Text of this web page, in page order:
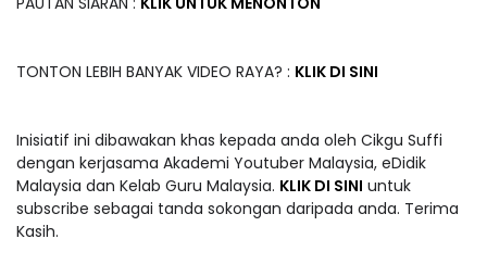
TONTON LEBIH BANYAK VIDEO RAYA? : KLIK DI SINI
Inisiatif ini dibawakan khas kepada anda oleh Cikgu Suffi
dengan kerjasama Akademi Youtuber Malaysia, eDidik
Malaysia dan Kelab Guru Malaysia. KLIK DI SINI untuk
subscribe sebagai tanda sokongan daripada anda. Terima
Kasih.